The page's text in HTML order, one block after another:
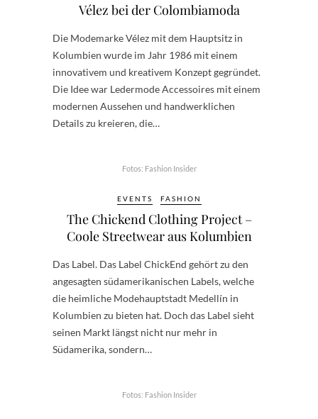
Vélez bei der Colombiamoda
Die Modemarke Vélez mit dem Hauptsitz in
Kolumbien wurde im Jahr 1986 mit einem
innovativem und kreativem Konzept gegründet.
Die Idee war Ledermode Accessoires mit einem
modernen Aussehen und handwerklichen
Details zu kreieren, die…
Fotos: Fashion Insider
EVENTS FASHION
The Chickend Clothing Project –
Coole Streetwear aus Kolumbien
Das Label. Das Label ChickEnd gehört zu den
angesagten südamerikanischen Labels, welche
die heimliche Modehauptstadt Medellín in
Kolumbien zu bieten hat. Doch das Label sieht
seinen Markt längst nicht nur mehr in
Südamerika, sondern…
Fotos: Fashion Insider